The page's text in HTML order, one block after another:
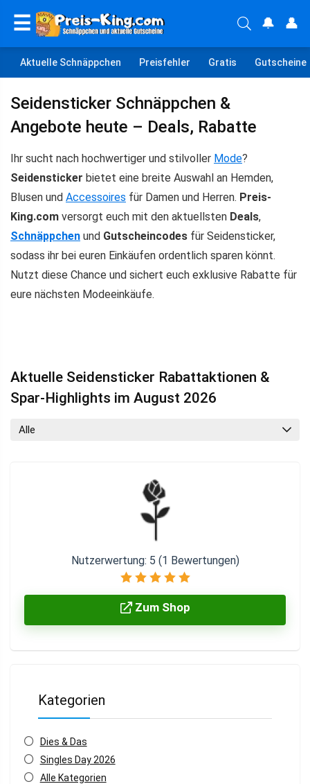
☰ 🔔 👤
Aktuelle Schnäppchen Preisfehler Gratis Gutscheine
Seidensticker Schnäppchen &
Angebote heute – Deals, Rabatte
Ihr sucht nach hochwertiger und stilvoller Mode?
Seidensticker bietet eine breite Auswahl an Hemden,
Blusen und Accessoires für Damen und Herren. Preis-
King.com versorgt euch mit den aktuellsten Deals,
Schnäppchen und Gutscheincodes für Seidensticker,
sodass ihr bei euren Einkäufen ordentlich sparen könnt.
Nutzt diese Chance und sichert euch exklusive Rabatte für
eure nächsten Modeeinkäufe.
Aktuelle Seidensticker Rabattaktionen &
Spar-Highlights im August 2026
Alle
Nutzerwertung: 5 (1 Bewertungen)
Zum Shop
Kategorien
Dies & Das
Singles Day 2026
Alle Kategorien